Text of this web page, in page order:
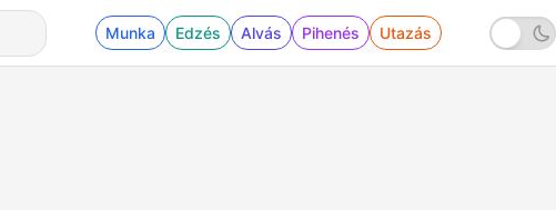
Munka Edzés Alvás Pihenés Utazás